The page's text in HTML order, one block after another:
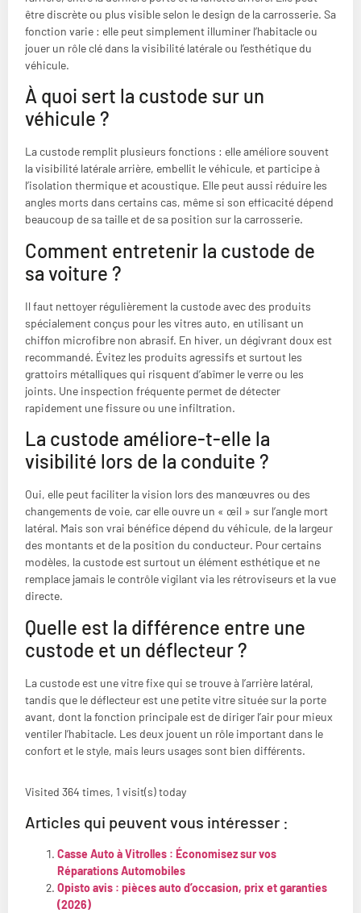
être discrète ou plus visible selon le design de la carrosserie. Sa
fonction varie : elle peut simplement illuminer l’habitacle ou
jouer un rôle clé dans la visibilité latérale ou l’esthétique du
véhicule.
À quoi sert la custode sur un
véhicule ?
La custode remplit plusieurs fonctions : elle améliore souvent
la visibilité latérale arrière, embellit le véhicule, et participe à
l’isolation thermique et acoustique. Elle peut aussi réduire les
angles morts dans certains cas, même si son efficacité dépend
beaucoup de sa taille et de sa position sur la carrosserie.
Comment entretenir la custode de
sa voiture ?
Il faut nettoyer régulièrement la custode avec des produits
spécialement conçus pour les vitres auto, en utilisant un
chiffon microfibre non abrasif. En hiver, un dégivrant doux est
recommandé. Évitez les produits agressifs et surtout les
grattoirs métalliques qui risquent d’abîmer le verre ou les
joints. Une inspection fréquente permet de détecter
rapidement une fissure ou une infiltration.
La custode améliore-t-elle la
visibilité lors de la conduite ?
Oui, elle peut faciliter la vision lors des manœuvres ou des
changements de voie, car elle ouvre un « œil » sur l’angle mort
latéral. Mais son vrai bénéfice dépend du véhicule, de la largeur
des montants et de la position du conducteur. Pour certains
modèles, la custode est surtout un élément esthétique et ne
remplace jamais le contrôle vigilant via les rétroviseurs et la vue
directe.
Quelle est la différence entre une
custode et un déflecteur ?
La custode est une vitre fixe qui se trouve à l’arrière latéral,
tandis que le déflecteur est une petite vitre située sur la porte
avant, dont la fonction principale est de diriger l’air pour mieux
ventiler l’habitacle. Les deux jouent un rôle important dans le
confort et le style, mais leurs usages sont bien différents.
Visited 364 times, 1 visit(s) today
Articles qui peuvent vous intéresser :
Casse Auto à Vitrolles : Économisez sur vos
Réparations Automobiles
Opisto avis : pièces auto d’occasion, prix et garanties
(2026)